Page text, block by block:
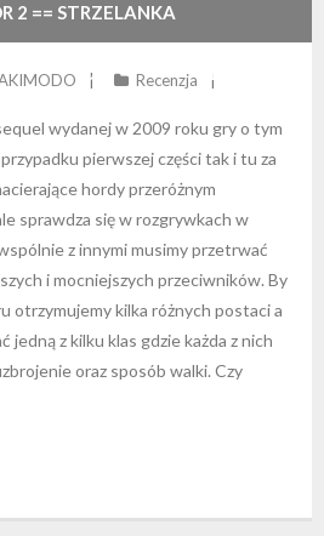
2 == STRZELANKA
MUTANTÓW RODEM Z
Recenzja
wydanej w 2009 roku gry o tym
pierwszej części tak i tu za
hordy przeróżnym
sprawdza się w rozgrywkach w
z innymi musimy przetrwać
i mocniejszych przeciwników. By
otrzymujemy kilka różnych postaci a
jedną z kilku klas gdzie każda z nich
oraz sposób walki. Czy